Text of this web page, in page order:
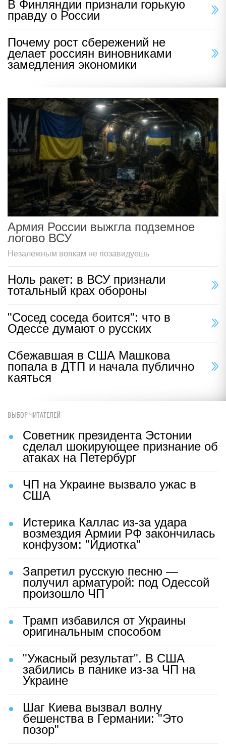
В Финляндии признали горькую
правду о России
Почему рост сбережений не
делает россиян виновниками
замедления экономики
Армия России выжгла подземное
логово ВСУ
Незалежным воякам не позавидуешь
Ноль ракет: в ВСУ признали
тотальный крах обороны
"Сосед соседа боится": что в
Одессе думают о русских
Сбежавшая в США Машкова
попала в ДТП и начала публично
каяться
ВЫБОР ЧИТАТЕЛЕЙ
Советник президента Эстонии
сделал шокирующее признание об
атаках на Петербург
ЧП на Украине вызвало ужас в
США
Истерика Каллас из-за удара
возмездия Армии РФ закончилась
конфузом: "Идиотка"
Запретил русскую песню —
получил арматурой: под Одессой
произошло ЧП
Трамп избавился от Украины
оригинальным способом
"Ужасный результат". В США
забились в панике из-за ЧП на
Украине
Шаг Киева вызвал волну
бешенства в Германии: "Это
позор"